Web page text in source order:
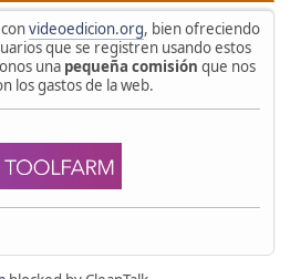
videoedicion.org, bien ofreciendo
que se registren usando estos
una pequeña comisión que nos
los gastos de la web.